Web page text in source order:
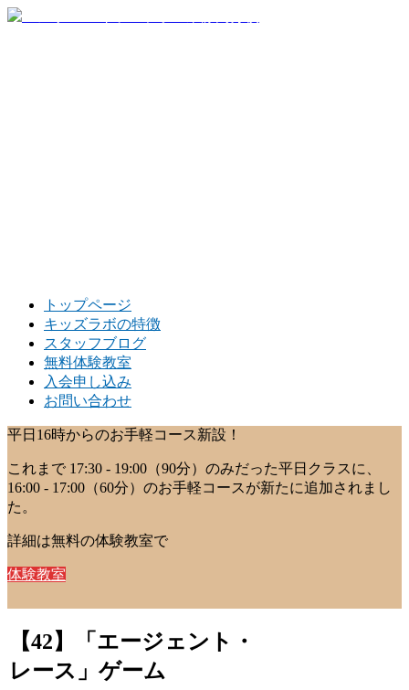
トップページ
キッズラボの特徴
スタッフブログ
無料体験教室
入会申し込み
お問い合わせ
平日16時からのお手軽コース新設！
これまで 17:30 - 19:00（90分）のみだった平日クラスに、
16:00 - 17:00（60分）のお手軽コースが新たに追加されまし
た。
詳細は無料の体験教室で
体験教室
【42】「エージェント・
レース」ゲーム